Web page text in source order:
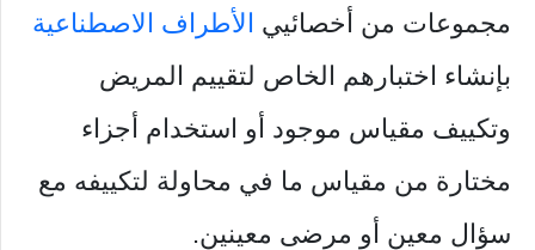
مجموعات من أخصائيي الأطراف الاصطناعية
بإنشاء اختبارهم الخاص لتقييم المريض
وتكييف مقياس موجود أو استخدام أجزاء
مختارة من مقياس ما في محاولة لتكييفه مع
سؤال معين أو مرضى معينين.